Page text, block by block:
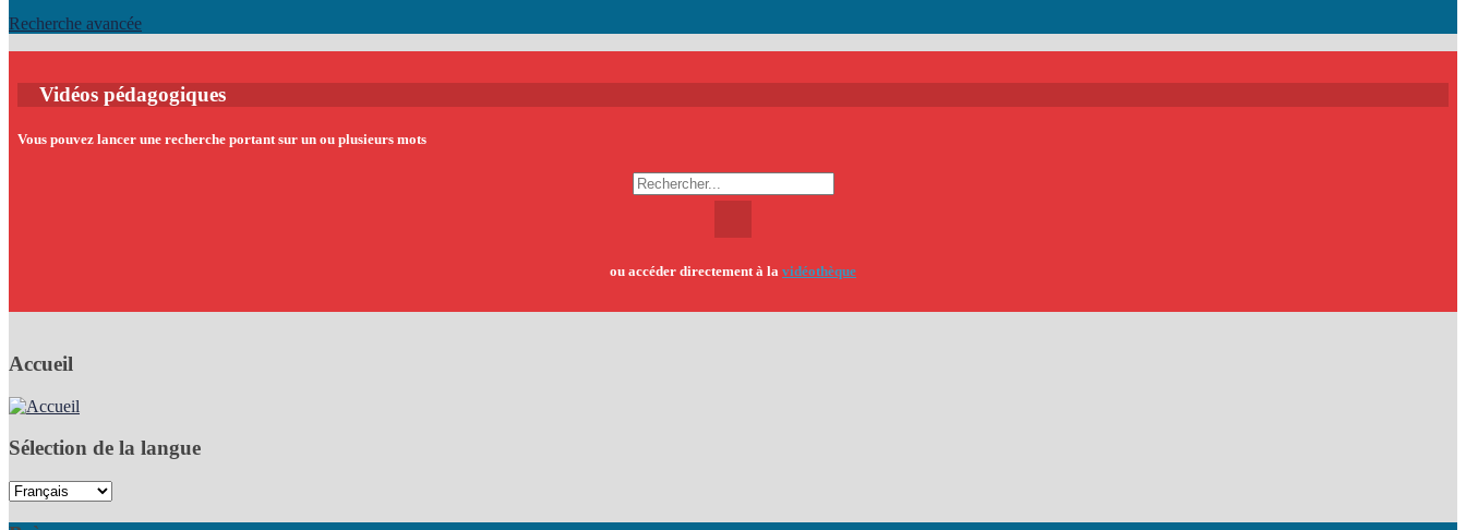
Recherche avancée
Vidéos pédagogiques
Vous pouvez lancer une recherche portant sur un ou plusieurs mots
ou accéder directement à la vidéothèque
Accueil
Sélection de la langue